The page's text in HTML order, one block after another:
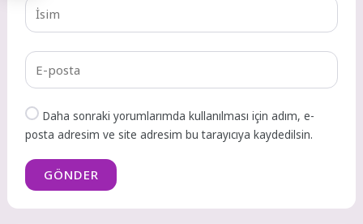
Daha sonraki yorumlarımda kullanılması için adım, e-
posta adresim ve site adresim bu tarayıcıya kaydedilsin.
GÖNDER